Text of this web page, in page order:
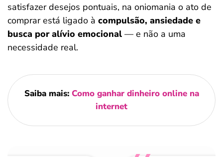
satisfazer desejos pontuais, na oniomania o ato de
comprar está ligado à compulsão, ansiedade e
busca por alívio emocional — e não a uma
necessidade real.
Saiba mais: Como ganhar dinheiro online na
internet